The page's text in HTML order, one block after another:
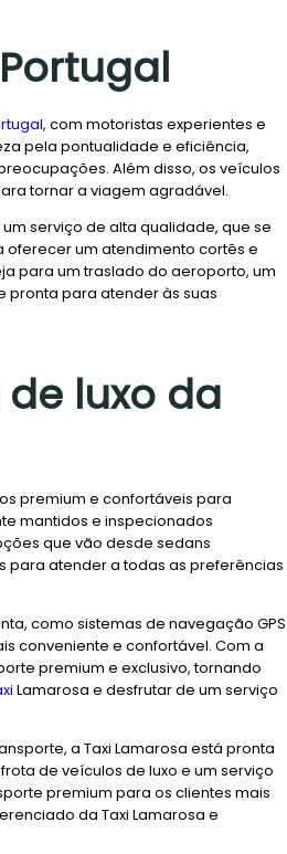
, com motoristas experientes e
pela pontualidade e eficiência,
Além disso, os veículos
tornar a viagem agradável.
serviço de alta qualidade, que se
oferecer um atendimento cortês e
para um traslado do aeroporto, um
pronta para atender às suas
luxo da
premium e confortáveis para
mantidos e inspecionados
que vão desde sedans
para atender a todas as preferências
como sistemas de navegação GPS
conveniente e confortável. Com a
premium e exclusivo, tornando
Lamarosa e desfrutar de um serviço
a Taxi Lamarosa está pronta
de veículos de luxo e um serviço
premium para os clientes mais
da Taxi Lamarosa e